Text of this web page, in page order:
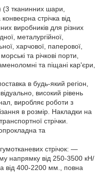
тканинних шари,
стрічка від
виробників для різних
металургійної,
харчової, паперової,
та річкові порти,
та піщані кар'єри,
в будь-який регіон,
високий рівень
виробляє роботи з
в розмір. Накладки на
стрічки.
та
стрічок: —
напрямку від 250-3500 кН/
від 400-2200 мм., повна